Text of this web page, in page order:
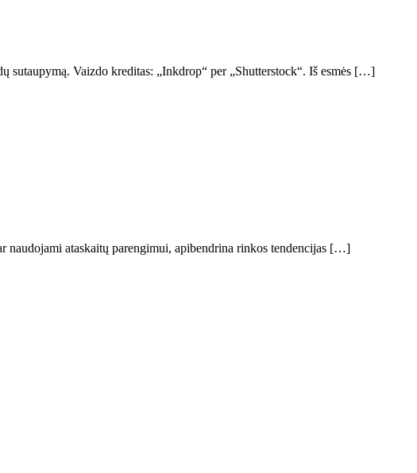
Vaizdo kreditas: „Inkdrop“ per „Shutterstock“. Iš esmės […]
naudojami ataskaitų parengimui, apibendrina rinkos tendencijas […]